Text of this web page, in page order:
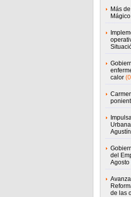
Más
calor
Agustín
del
Agosto
de las